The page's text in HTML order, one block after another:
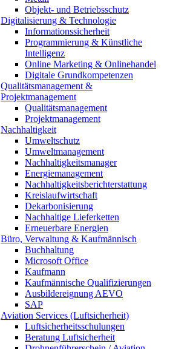
Objekt- und Betriebsschutz
Digitalisierung & Technologie
Informationssicherheit
Programmierung & Künstliche
Intelligenz
Online Marketing & Onlinehandel
Digitale Grundkompetenzen
Qualitätsmanagement &
Projektmanagement
Qualitätsmanagement
Projektmanagement
Nachhaltigkeit
Umweltschutz
Umweltmanagement
Nachhaltigkeitsmanager
Energiemanagement
Nachhaltigkeitsberichterstattung
Kreislaufwirtschaft
Dekarbonisierung
Nachhaltige Lieferketten
Erneuerbare Energien
Büro, Verwaltung & Kaufmännisch
Buchhaltung
Microsoft Office
Kaufmann
Kaufmännische Qualifizierungen
Ausbildereignung AEVO
SAP
Aviation Services (Luftsicherheit)
Luftsicherheitsschulungen
Beratung Luftsicherheit